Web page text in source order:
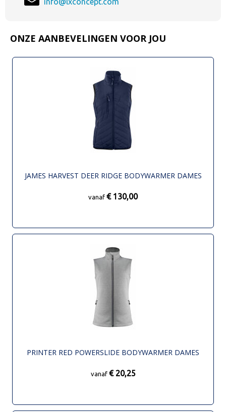
ONZE AANBEVELINGEN VOOR JOU
JAMES HARVEST DEER RIDGE BODYWARMER DAMES
vanaf € 130,00
PRINTER RED POWERSLIDE BODYWARMER DAMES
vanaf € 20,25